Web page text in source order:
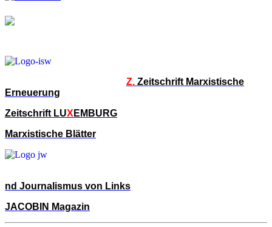
Z. Zeitschrift Marxistische
Erneuerung
Zeitschrift LUX EMBURG
Marxistische Blätter
nd Journalismus von Links
JACOBIN Magazin